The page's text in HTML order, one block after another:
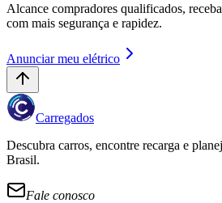
Alcance compradores qualificados,
com mais segurança e rapidez.
Anunciar meu elétrico
Carregados
Descubra carros, encontre recarga e
Brasil.
Fale conosco